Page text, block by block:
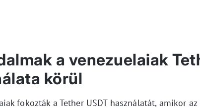
a venezuelaiak
körül
fokozták a Tether USDT használatát, amikor